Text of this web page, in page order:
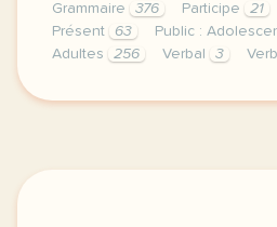
Grammaire
376 Participe 21
Présent
63 Public :
Adultes
256 Verbal 3
en convainquant